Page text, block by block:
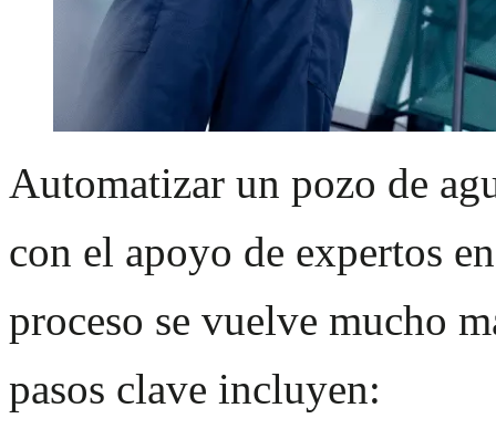
Automatizar un pozo de
con el apoyo de expertos
proceso se vuelve mucho
pasos clave incluyen: